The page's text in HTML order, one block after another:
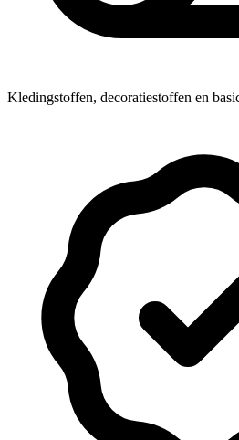
Kledingstoffen, decoratiestoffen en